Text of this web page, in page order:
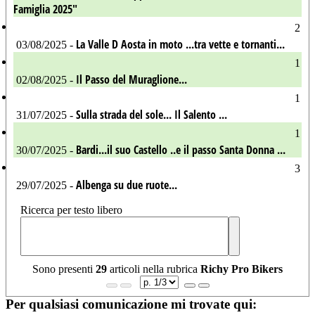
Famiglia 2025"
2
03/08/2025 - La Valle D Aosta in moto ...tra vette e tornanti...
1
02/08/2025 - Il Passo del Muraglione...
1
31/07/2025 - Sulla strada del sole... Il Salento ...
1
30/07/2025 - Bardi...il suo Castello ..e il passo Santa Donna ...
3
29/07/2025 - Albenga su due ruote...
Ricerca per testo libero
Sono presenti 29 articoli nella rubrica Richy Pro Bikers
Per qualsiasi comunicazione mi trovate qui: